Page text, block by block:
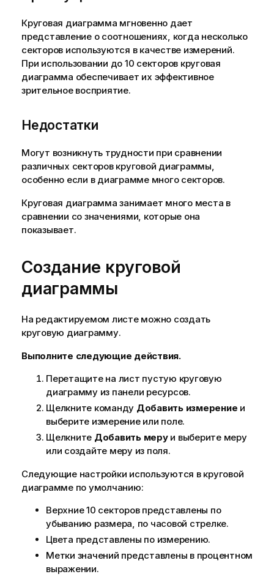
Круговая диаграмма мгновенно дает
представление о соотношениях, когда несколько
секторов используются в качестве измерений.
При использовании до 10 секторов круговая
диаграмма обеспечивает их эффективное
зрительное восприятие.
Недостатки
Могут возникнуть трудности при сравнении
различных секторов круговой диаграммы,
особенно если в диаграмме много секторов.
Круговая диаграмма занимает много места в
сравнении со значениями, которые она
показывает.
Создание круговой
диаграммы
На редактируемом листе можно создать
круговую диаграмму.
Выполните следующие действия.
Перетащите на лист пустую круговую
диаграмму из панели ресурсов.
Щелкните команду Добавить измерение и
выберите измерение или поле.
Щелкните Добавить меруи выберите меру
или создайте меру из поля.
Следующие настройки используются в круговой
диаграмме по умолчанию:
Верхние 10 секторов представлены по
убыванию размера, по часовой стрелке.
Цвета представлены по измерению.
Метки значений представлены в процентном
выражении.